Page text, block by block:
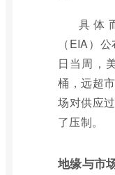
具体
（EIA）
日当周，
桶，远超
场对供应
了压制。
地缘与市